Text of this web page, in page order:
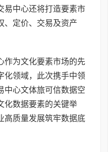
易中心还将打造要素市
、定价、交易及资产
作为文化要素市场的先
化领域，此次携手中领
中心文体旅可信数据空
化数据要素的关键举
高质量发展筑牢数据底